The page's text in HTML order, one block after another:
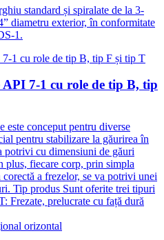
standard și spiralate de la 3-
diametru exterior, în conformitate
1.
7-1 cu role de tip B, tip
conceput pentru diverse
pentru stabilizare la găurirea în
potrivi cu dimensiuni de găuri
plus, fiecare corp, prin simpla
a frezelor, se va potrivi unei
Tip produs Sunt oferite trei tipuri
Frezate, prelucrate cu față dură